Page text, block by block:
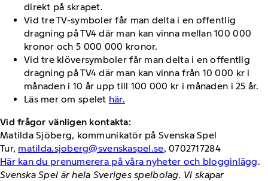
direkt på skrapet.
Vid tre TV-symboler får man delta i en offentlig
dragning på TV4 där man kan vinna mellan 100 000
kronor och 5 000 000 kronor.
Vid tre klöversymboler får man delta i en offentlig
dragning på TV4 där man kan vinna från 10 000 kr i
månaden i 10 år upp till 100 000 kr i månaden i 25 år.
Läs mer om spelet här.
Vid frågor vänligen kontakta:
Matilda Sjöberg, kommunikatör på Svenska Spel
Tur, matilda.sjoberg@svenskaspel.se, 0702717284
Här kan du prenumerera på våra nyheter och blogginlägg.
Svenska Spel är hela Sveriges spelbolag. Vi skapar